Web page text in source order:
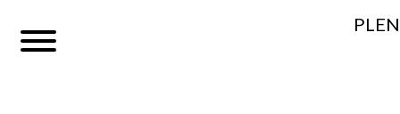
PLEN